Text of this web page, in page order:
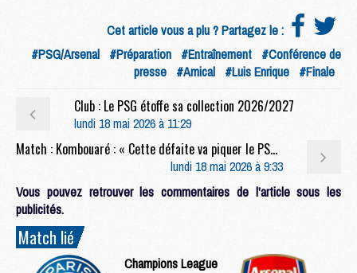
Cet article vous a plu ? Partagez le :
#PSG/Arsenal #Préparation #Entraînement #Conférence de
presse #Amical #Luis Enrique #Finale
Club : Le PSG étoffe sa collection 2026/2027
lundi 18 mai 2026 à 11:29
Match : Kombouaré : « Cette défaite va piquer le PSG »
lundi 18 mai 2026 à 9:33
Vous pouvez retrouver les commentaires de l'article sous les
publicités.
Match lié
Champions League